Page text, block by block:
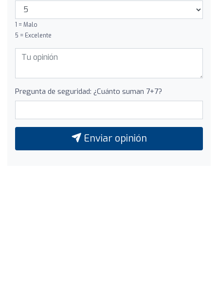
1 = Malo
5 = Excelente
Pregunta de seguridad: ¿Cuánto suman 7+7?
Enviar opinión